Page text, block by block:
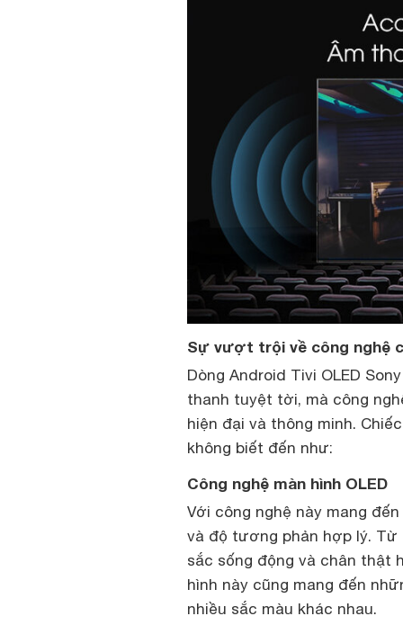
Sự vượt trội về công nghệ
Dòng Android Tivi OLED
thanh tuyệt tời, mà công
hiện đại và thông minh.
không biết đến như:
Công nghệ màn hình OLED
Với công nghệ này mang
và độ tương phản hợp lý.
sắc sống động và chân thật
hình này cũng mang đến
nhiều sắc màu khác nhau.